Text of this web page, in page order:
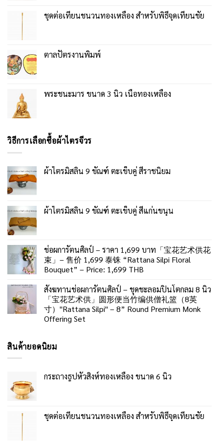
ชุดต่อเทียนชนวนทองเหลือง สำหรับพิธีจุดเทียนชัย
ตาลปัตรงานพิมพ์
พระชนะมาร ขนาด 3 นิ้ว เนื้อทองเหลือง
วิธีการเลือกซื้อผ้าไตรจีวร
ผ้าไตรมิสลิน 9 ขัณฑ์ ตะเข็บคู่ สีราชนิยม
ผ้าไตรมิสลิน 9 ขัณฑ์ ตะเข็บคู่ สีแก่นขนุน
ช่อผการัตนศิลป์ – ราคา 1,699 บาท「宝花艺术供花
束」– 售价 1,699 泰铢 “Rattana Silpi Floral
Bouquet” – Price: 1,699 THB
สังฆทานช่อผการัตนศิลป์ – ชุดชะลอมปิ่นโตกลม 8 นิ้ว
「宝花艺术供」圆形便当竹编供僧礼篮（8英
寸）"Rattana Silpi" – 8” Round Premium Monk
Offering Set
สินค้ายอดนิยม
กระถางธูปหัวสิงห์ทองเหลือง ขนาด 6 นิ้ว
ชุดต่อเทียนชนวนทองเหลือง สำหรับพิธีจุดเทียนชัย